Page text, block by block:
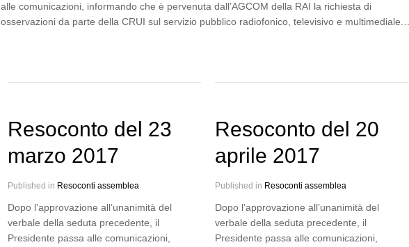
alle comunicazioni, informando che è pervenuta dall’AGCOM della RAI la richiesta di
osservazioni da parte della CRUI sul servizio pubblico radiofonico, televisivo e multimediale.…
Resoconto del 23
marzo 2017
Published in Resoconti assemblea
Dopo l’approvazione all’unanimità del
verbale della seduta precedente, il
Presidente passa alle comunicazioni,
Resoconto del 20
aprile 2017
Published in Resoconti assemblea
Dopo l’approvazione all’unanimità del
verbale della seduta precedente, il
Presidente passa alle comunicazioni,